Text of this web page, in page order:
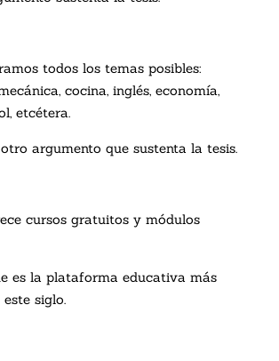
todos los temas posibles:
cocina, inglés, economía,
etcétera.
argumento que sustenta la tesis.
cursos gratuitos y módulos
es la plataforma educativa más
siglo.